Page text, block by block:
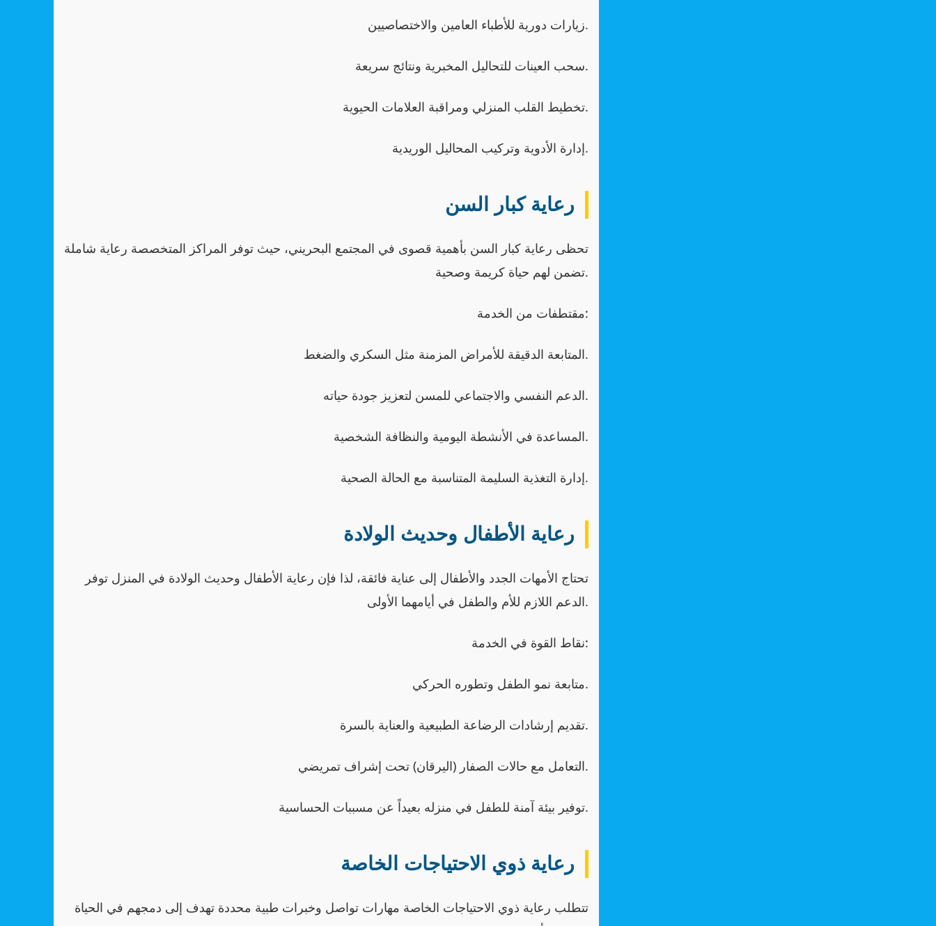
زيارات دورية للأطباء العامين والاختصاصيين.
سحب العينات للتحاليل المخبرية ونتائج سريعة.
تخطيط القلب المنزلي ومراقبة العلامات الحيوية.
إدارة الأدوية وتركيب المحاليل الوريدية.
رعاية كبار السن
تحظى رعاية كبار السن بأهمية قصوى في المجتمع البحريني، حيث توفر المراكز المتخصصة رعاية شاملة
تضمن لهم حياة كريمة وصحية.
مقتطفات من الخدمة:
المتابعة الدقيقة للأمراض المزمنة مثل السكري والضغط.
الدعم النفسي والاجتماعي للمسن لتعزيز جودة حياته.
المساعدة في الأنشطة اليومية والنظافة الشخصية.
إدارة التغذية السليمة المتناسبة مع الحالة الصحية.
رعاية الأطفال وحديث الولادة
تحتاج الأمهات الجدد والأطفال إلى عناية فائقة، لذا فإن رعاية الأطفال وحديث الولادة في المنزل توفر
الدعم اللازم للأم والطفل في أيامهما الأولى.
نقاط القوة في الخدمة:
متابعة نمو الطفل وتطوره الحركي.
تقديم إرشادات الرضاعة الطبيعية والعناية بالسرة.
التعامل مع حالات الصفار (اليرقان) تحت إشراف تمريضي.
توفير بيئة آمنة للطفل في منزله بعيداً عن مسببات الحساسية.
رعاية ذوي الاحتياجات الخاصة
تتطلب رعاية ذوي الاحتياجات الخاصة مهارات تواصل وخبرات طبية محددة تهدف إلى دمجهم في الحياة